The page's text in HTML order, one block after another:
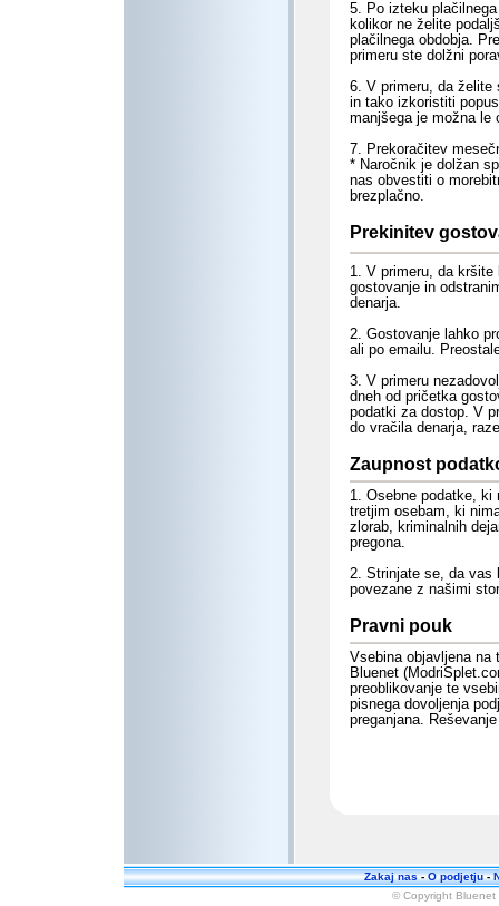
5. Po izteku
kolikor ne želite
plačilnega obdobja.
primeru ste dolžni
6. V primeru, da želite
in tako izkoristiti
manjšega je možna le
7. Prekoračitev
* Naročnik je dolžan
nas obvestiti o
brezplačno.
Prekinitev
1. V primeru, da
gostovanje in
denarja.
2. Gostovanje lahko
ali po emailu.
3. V primeru
dneh od pričetka
podatki za dostop. V
do vračila denarja,
Zaupnost
1. Osebne podatke, ki
tretjim osebam, ki
zlorab, kriminalnih
pregona.
2. Strinjate se, da vas
povezane z našimi
Pravni pouk
Vsebina objavljena na
Bluenet
preoblikovanje te
pisnega dovoljenja
preganjana.
Zakaj nas-O podjetju-
© Copyright Bluenet